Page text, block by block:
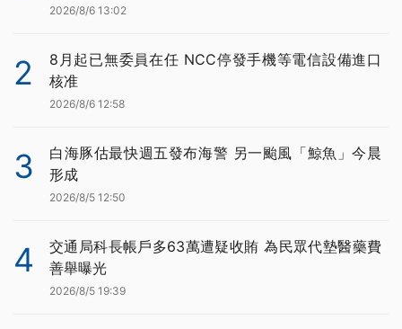
2026/8/6 13:02
2
8月起已無委員在任 NCC停發手機等電信設備進口
核准
2026/8/6 12:58
3
白海豚估最快週五發布海警 另一颱風「鯨魚」今晨
形成
2026/8/5 12:50
4
交通局科長帳戶多63萬遭疑收賄 為民眾代墊醫藥費
善舉曝光
2026/8/5 19:39